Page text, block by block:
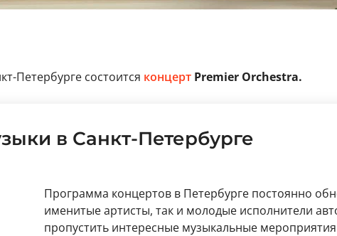
Петербурге состоится концертPremier Orchestra.
в Санкт-Петербурге
Программа концертов в Петербурге постоянно
именитые артисты, так и молодые исполнители
пропустить интересные музыкальные